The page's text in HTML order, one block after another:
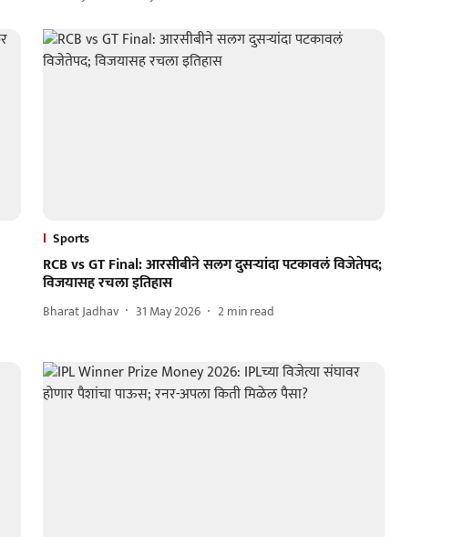
Sports
RCB vs GT Final: आरसीबीने सलग दुसऱ्यांदा पटकावलं विजेतेपद;
विजयासह रचला इतिहास
Bharat Jadhav 31 May 2026 2min read